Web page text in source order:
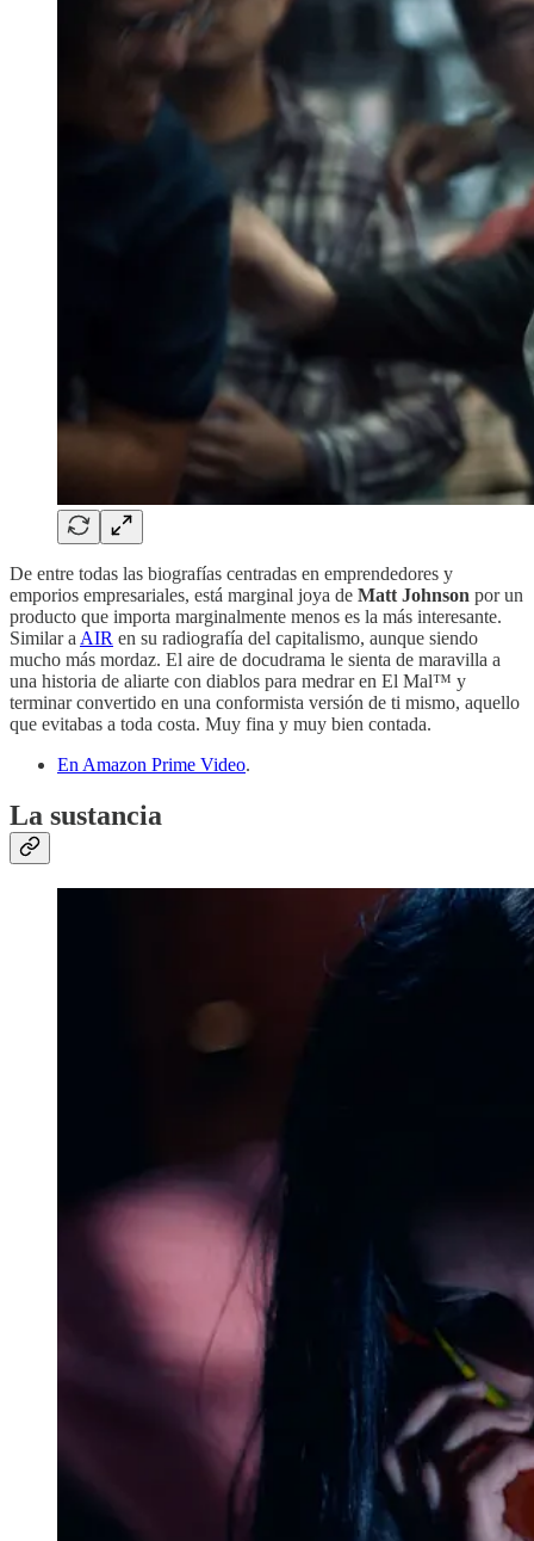
De entre todas las biografías centradas en emprendedores y
emporios empresariales, está marginal joya de Matt Johnson por un
producto que importa marginalmente menos es la más interesante.
Similar a AIR en su radiografía del capitalismo, aunque siendo
mucho más mordaz. El aire de docudrama le sienta de maravilla a
una historia de aliarte con diablos para medrar en El Mal™ y
terminar convertido en una conformista versión de ti mismo, aquello
que evitabas a toda costa. Muy fina y muy bien contada.
En Amazon Prime Video.
La sustancia